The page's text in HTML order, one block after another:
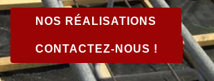
NOS RÉALISATIONS
CONTACTEZ-NOUS !